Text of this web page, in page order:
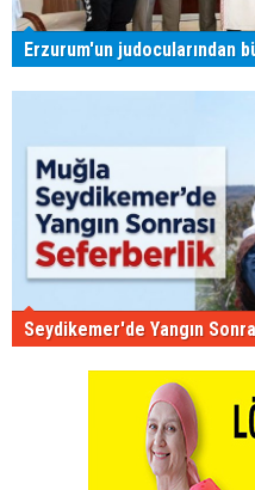
Erzurum'un judocularından
Seydikemer'de Yangın